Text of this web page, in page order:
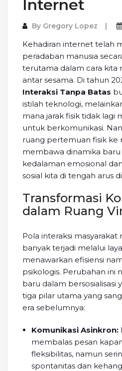
Internet
By Gregory Lopez
Kehadiran internet telah
peradaban manusia
terutama dalam cara kita
antar sesama. Di tahun
Interaksi Tanpa Batas
istilah teknologi,
mana jarak fisik tidak lagi
untuk berkomunikasi.
ruang pertemuan fisik ke
membawa dinamika
kedalaman emosional
sosial kita di tengah arus
Transformasi
dalam Ruang
Pola interaksi
banyak terjadi melalui
menawarkan efisiensi
psikologis. Perubahan ini
baru dalam bersosialisasi
tiga pilar utama yang
era sebelumnya:
Komunikasi Asinkron:
membalas pesan
fleksibilitas, namun
spontanitas dan